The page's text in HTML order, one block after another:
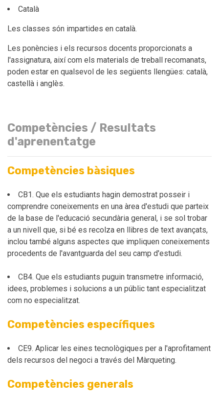
Català
Les classes són impartides en català.
Les ponències i els recursos docents proporcionats a
l'assignatura, així com els materials de treball recomanats,
poden estar en qualsevol de les següents llengües: català,
castellà i anglès.
Competències / Resultats
d'aprenentatge
Competències bàsiques
CB1. Que els estudiants hagin demostrat posseir i
comprendre coneixements en una àrea d'estudi que parteix
de la base de l'educació secundària general, i se sol trobar
a un nivell que, si bé es recolza en llibres de text avançats,
inclou també alguns aspectes que impliquen coneixements
procedents de l'avantguarda del seu camp d'estudi.
CB4. Que els estudiants puguin transmetre informació,
idees, problemes i solucions a un públic tant especialitzat
com no especialitzat.
Competències específiques
CE9. Aplicar les eines tecnològiques per a l'aprofitament
dels recursos del negoci a través del Màrqueting.
Competències generals